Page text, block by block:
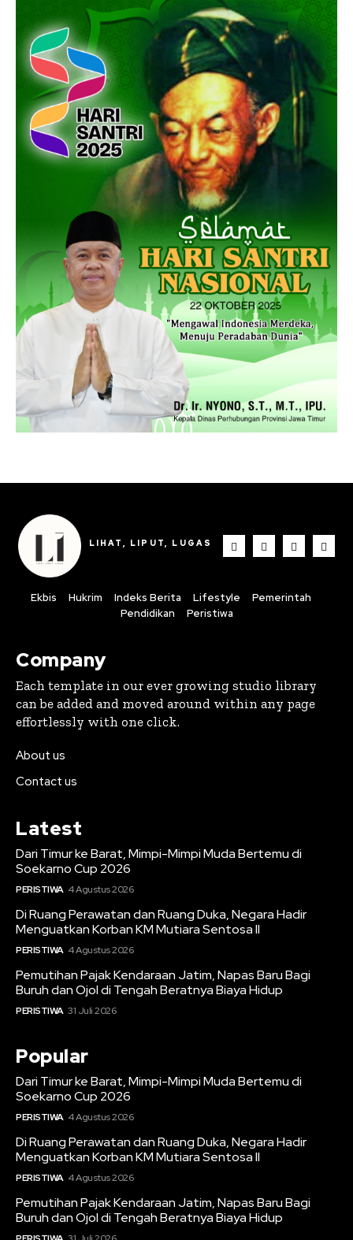
LIHAT, LIPUT, LUGAS
Ekbis Hukrim Indeks Berita Lifestyle
Pemerintah
Pendidikan
Peristiwa
Company
Each template in our ever growing studio library
can be added and moved around within any page
effortlessly with one click.
About us
Contact us
Latest
Dari Timur ke Barat, Mimpi-Mimpi Muda Bertemu di
Soekarno Cup 2026
PERISTIWA 4 Agustus 2026
Di Ruang Perawatan dan Ruang Duka, Negara Hadir
Menguatkan Korban KM Mutiara Sentosa II
PERISTIWA 4 Agustus 2026
Pemutihan Pajak Kendaraan Jatim, Napas Baru Bagi
Buruh dan Ojol di Tengah Beratnya Biaya Hidup
PERISTIWA 31 Juli 2026
Popular
Dari Timur ke Barat, Mimpi-Mimpi Muda Bertemu di
Soekarno Cup 2026
PERISTIWA 4 Agustus 2026
Di Ruang Perawatan dan Ruang Duka, Negara Hadir
Menguatkan Korban KM Mutiara Sentosa II
PERISTIWA 4 Agustus 2026
Pemutihan Pajak Kendaraan Jatim, Napas Baru Bagi
Buruh dan Ojol di Tengah Beratnya Biaya Hidup